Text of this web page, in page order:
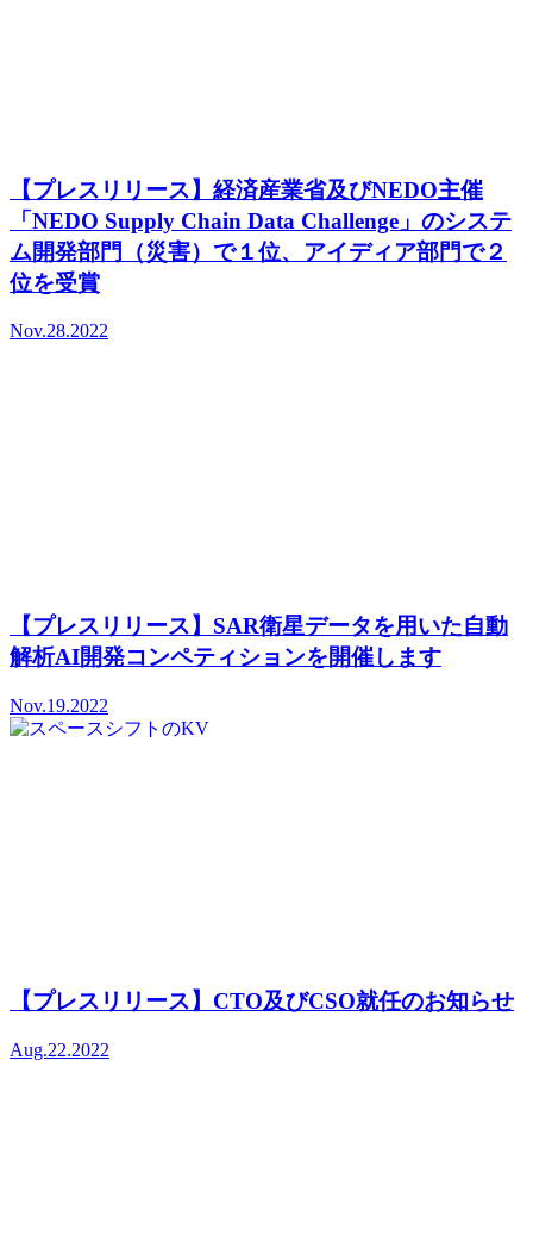
【プレスリリース】経済産業省及びNEDO主催
「NEDO Supply Chain Data Challenge」のシステ
ム開発部門（災害）で１位、アイディア部門で２
位を受賞
Nov.28.2022
【プレスリリース】SAR衛星データを用いた自動
解析AI開発コンペティションを開催します
Nov.19.2022
【プレスリリース】CTO及びCSO就任のお知らせ
Aug.22.2022